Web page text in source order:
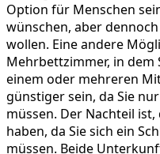
Option für Menschen
wünschen, aber
wollen. Eine andere
Mehrbettzimmer, in dem
einem oder mehreren
günstiger sein, da Sie
müssen. Der Nachteil
haben, da Sie sich ein
müssen. Beide